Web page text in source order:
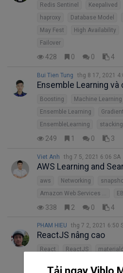
Redis Sentinel Keepalived
haproxy
Database Model
May Fest
High Availability
Failover
428 0 0 4
Bui Tien Tung thg 8 17, 2021
Ensemble Learning và
Boosting Machine Learning
Ensemble Learning
EnsembleLearning
stacking
249 1 0 3
Viet Anh thg 7 5, 2021 6:06 SA
AWS Learning and
aws Networking
338 2 0 4
PHAM HIEU thg 7 2, 2021 6:50
ReactJS nâng cao
React ReactJS